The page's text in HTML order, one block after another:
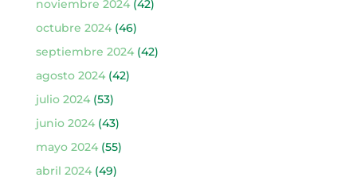
noviembre 2024(42)
octubre 2024(46)
septiembre 2024(42)
agosto 2024(42)
julio 2024(53)
junio 2024(43)
mayo 2024(55)
abril 2024(49)